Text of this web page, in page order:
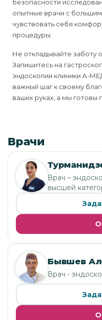
безопасности
опытные врачи с
чувствовать себя
процедуры.
Не откладывайте заботу
Запишитесь на
эндоскопии клиники А-
важный шаг к своему
ваших руках, а мы готовы
Врачи
Врач –
высшей
О
Бывшев
Врач -
О